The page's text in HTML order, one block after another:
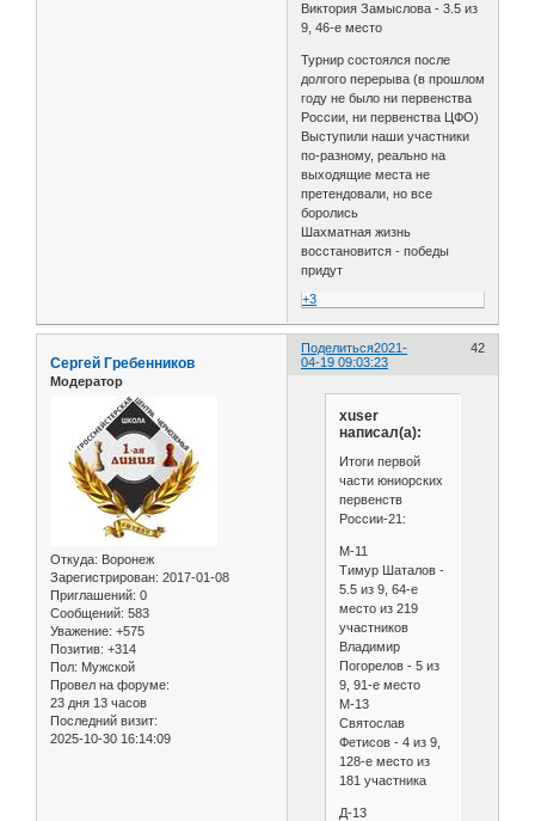
Виктория Замыслова - 3.5 из
9, 46-е место
Турнир состоялся после
долгого перерыва (в прошлом
году не было ни первенства
России, ни первенства ЦФО)
Выступили наши участники
по-разному, реально на
выходящие места не
претендовали, но все
боролись
Шахматная жизнь
восстановится - победы
придут
+3
Поделиться 42
2021-
04-19 09:03:23
Сергей Гребенников
Модератор
Откуда: Воронеж
Зарегистрирован: 2017-01-08
Приглашений: 0
Сообщений: 583
Уважение: +575
Позитив: +314
Пол: Мужской
Провел на форуме:
23 дня 13 часов
Последний визит:
2025-10-30 16:14:09
xuser
написал(а):
Итоги первой
части юниорских
первенств
России-21:
М-11
Тимур Шаталов -
5.5 из 9, 64-е
место из 219
участников
Владимир
Погорелов - 5 из
9, 91-е место
М-13
Святослав
Фетисов - 4 из 9,
128-е место из
181 участника
Д-13